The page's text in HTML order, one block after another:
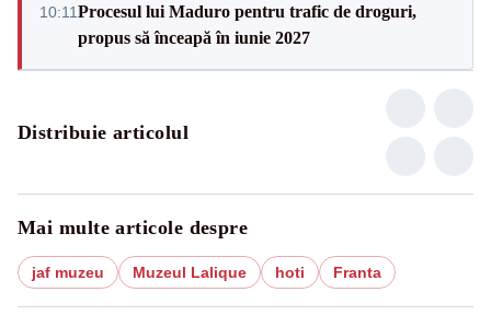
10:11Procesul lui Maduro pentru trafic de droguri,
propus să înceapă în iunie 2027
Distribuie articolul
Mai multe articole despre
jaf muzeu Muzeul Lalique hoti Franta